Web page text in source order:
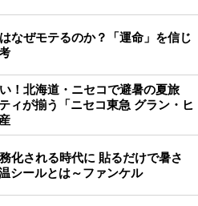
なぜモテるのか？「運命」を信じ
！北海道・ニセコで避暑の夏旅
ィが揃う「ニセコ東急 グラン・ヒ
化される時代に 貼るだけで暑さ
シールとは～ファンケル